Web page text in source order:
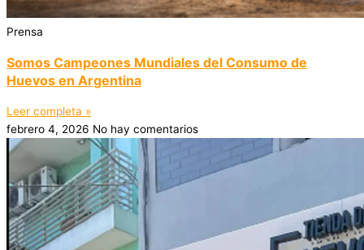
Prensa
Somos Campeones Mundiales del Consumo de
Huevos en Argentina
Leer completa »
febrero 4, 2026 No hay comentarios